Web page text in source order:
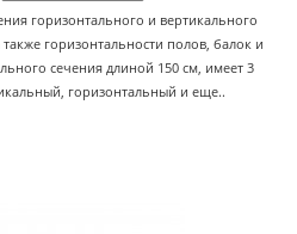
горизонтального и вертикального
горизонтальности полов, балок и
сечения длиной 150 см, имеет 3
горизонтальный и еще..